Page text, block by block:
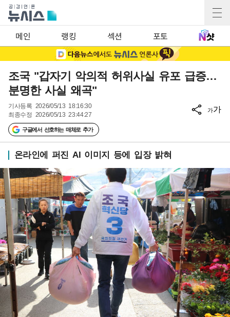
메인 랭킹 섹션 포토
조국 "갑자기 악의적 허위사실 유포 급증…
분명한 사실 왜곡"
기사등록 2026/05/13 18:16:30
최종수정 2026/05/13 23:44:27
구글에서 선호하는 매체로 추가
가가
온라인에 퍼진 AI 이미지 등에 입장 밝혀